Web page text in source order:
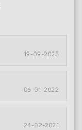
19-09-2025
06-01-2022
24-02-2021